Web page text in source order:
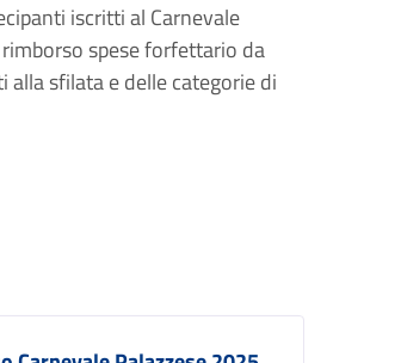
iscritti al Carnevale
spese forfettario da
sfilata e delle categorie di